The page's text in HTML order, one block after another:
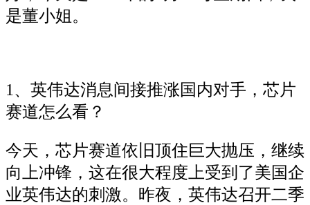
是董小姐。
1、英伟达消息间接推涨国内对手，芯片
赛道怎么看？
今天，芯片赛道依旧顶住巨大抛压，继续
向上冲锋，这在很大程度上受到了美国企
业英伟达的刺激。昨夜，英伟达召开二季